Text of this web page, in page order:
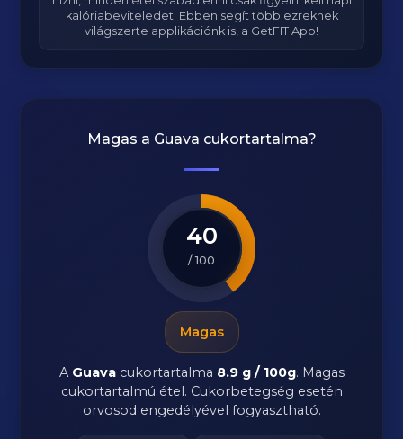
kalóriabeviteledet. Ebben segít több ezreknek
világszerte applikációnk is, a GetFIT App!
Magas a Guava cukortartalma?
40
/ 100
Magas
A Guavacukortartalma 8.9 g / 100g. Magas
cukortartalmú étel. Cukorbetegség esetén
orvosod engedélyével fogyasztható.